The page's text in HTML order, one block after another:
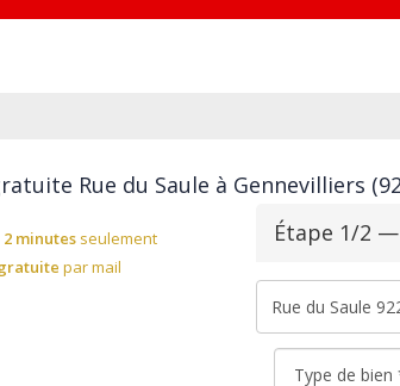
Rue du Saule à Gennevilliers
2 minutesseulement
par mail
Étape 1/2